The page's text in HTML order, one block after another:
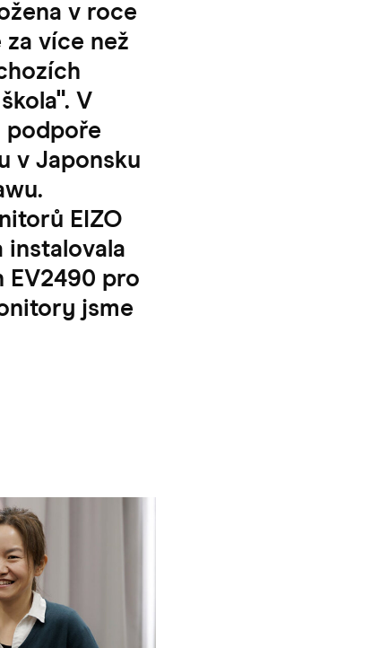
v roce
více než
V
podpoře
v Japonsku
EIZO
instalovala
EV2490 pro
jsme